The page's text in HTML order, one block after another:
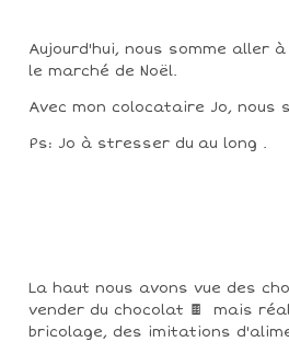
Aujourd'hui, nous somme aller
le marché de Noël.
Avec mon colocataire Jo, nous
Ps: Jo à stresser du au long .
La haut nous avons vue des
vender du chocolat 🍫 mais
bricolage, des imitations